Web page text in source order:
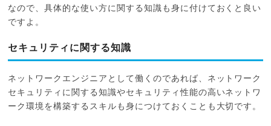
なので、具体的な使い方に関する知識も身に付けておくと良い
ですよ。
セキュリティに関する知識
ネットワークエンジニアとして働くのであれば、ネットワーク
セキュリティに関する知識やセキュリティ性能の高いネットワ
ーク環境を構築するスキルも身につけておくことも大切です。